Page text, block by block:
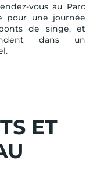
vous au Parc
pour une journée
de singe, et
dans un
ET